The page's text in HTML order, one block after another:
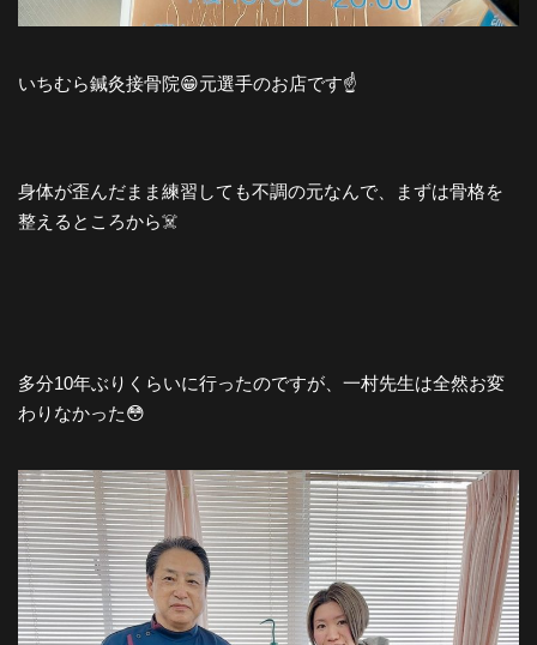
いちむら鍼灸接骨院😁元選手のお店です☝️
身体が歪んだまま練習しても不調の元なんで、まずは骨格を
整えるところから☠️
多分10年ぶりくらいに行ったのですが、一村先生は全然お変
わりなかった😳